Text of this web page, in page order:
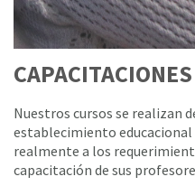
CAPACITACIONES
Nuestros cursos se realizan
establecimiento
realmente a los
capacitación de sus